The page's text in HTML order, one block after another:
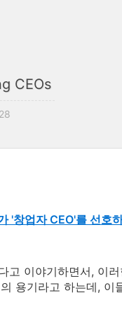
CEOs
'창업자 CEO'를 선호
고 이야기하면서, 이
용기라고 하는데, 이